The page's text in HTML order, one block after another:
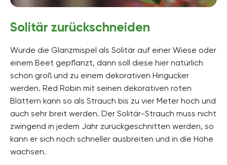
Solitär zurückschneiden
Wurde die Glanzmispel als Solitär auf einer Wiese oder
einem Beet gepflanzt, dann soll diese hier natürlich
schön groß und zu einem dekorativen Hingucker
werden. Red Robin mit seinen dekorativen roten
Blättern kann so als Strauch bis zu vier Meter hoch und
auch sehr breit werden. Der Solitär-Strauch muss nicht
zwingend in jedem Jahr zurückgeschnitten werden, so
kann er sich noch schneller ausbreiten und in die Höhe
wachsen.